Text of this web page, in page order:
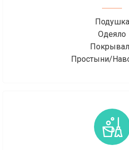
Подушка
Одеяло
Простыни/